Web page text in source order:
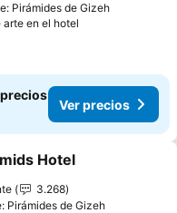
Pirámides de Gizeh
arte en el hotel
Ver precios
a favoritos
Hotel
3.268
Pirámides de Gizeh